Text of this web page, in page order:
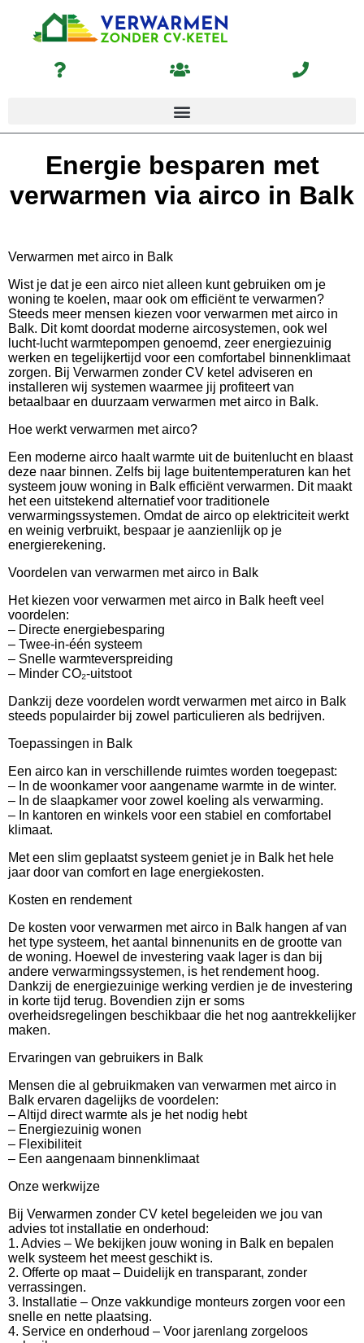
Energie besparen met
verwarmen via airco in Balk
Verwarmen met airco in Balk
Wist je dat je een airco niet alleen kunt gebruiken om je
woning te koelen, maar ook om efficiënt te verwarmen?
Steeds meer mensen kiezen voor verwarmen met airco in
Balk. Dit komt doordat moderne aircosystemen, ook wel
lucht-lucht warmtepompen genoemd, zeer energiezuinig
werken en tegelijkertijd voor een comfortabel binnenklimaat
zorgen. Bij Verwarmen zonder CV ketel adviseren en
installeren wij systemen waarmee jij profiteert van
betaalbaar en duurzaam verwarmen met airco in Balk.
Hoe werkt verwarmen met airco?
Een moderne airco haalt warmte uit de buitenlucht en blaast
deze naar binnen. Zelfs bij lage buitentemperaturen kan het
systeem jouw woning in Balk efficiënt verwarmen. Dit maakt
het een uitstekend alternatief voor traditionele
verwarmingssystemen. Omdat de airco op elektriciteit werkt
en weinig verbruikt, bespaar je aanzienlijk op je
energierekening.
Voordelen van verwarmen met airco in Balk
Het kiezen voor verwarmen met airco in Balk heeft veel
voordelen:
– Directe energiebesparing
– Twee-in-één systeem
– Snelle warmteverspreiding
– Minder CO₂-uitstoot
Dankzij deze voordelen wordt verwarmen met airco in Balk
steeds populairder bij zowel particulieren als bedrijven.
Toepassingen in Balk
Een airco kan in verschillende ruimtes worden toegepast:
– In de woonkamer voor aangename warmte in de winter.
– In de slaapkamer voor zowel koeling als verwarming.
– In kantoren en winkels voor een stabiel en comfortabel
klimaat.
Met een slim geplaatst systeem geniet je in Balk het hele
jaar door van comfort en lage energiekosten.
Kosten en rendement
De kosten voor verwarmen met airco in Balk hangen af van
het type systeem, het aantal binnenunits en de grootte van
de woning. Hoewel de investering vaak lager is dan bij
andere verwarmingssystemen, is het rendement hoog.
Dankzij de energiezuinige werking verdien je de investering
in korte tijd terug. Bovendien zijn er soms
overheidsregelingen beschikbaar die het nog aantrekkelijker
maken.
Ervaringen van gebruikers in Balk
Mensen die al gebruikmaken van verwarmen met airco in
Balk ervaren dagelijks de voordelen:
– Altijd direct warmte als je het nodig hebt
– Energiezuinig wonen
– Flexibiliteit
– Een aangenaam binnenklimaat
Onze werkwijze
Bij Verwarmen zonder CV ketel begeleiden we jou van
advies tot installatie en onderhoud:
1. Advies – We bekijken jouw woning in Balk en bepalen
welk systeem het meest geschikt is.
2. Offerte op maat – Duidelijk en transparant, zonder
verrassingen.
3. Installatie – Onze vakkundige monteurs zorgen voor een
snelle en nette plaatsing.
4. Service en onderhoud – Voor jarenlang zorgeloos